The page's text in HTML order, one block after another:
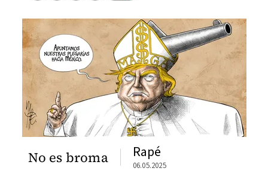
No es broma Rapé
06.05.2025